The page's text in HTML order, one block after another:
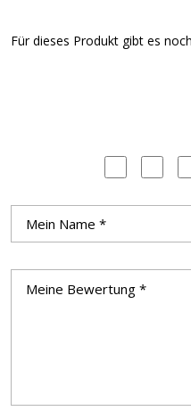
Für dieses Produkt gibt es